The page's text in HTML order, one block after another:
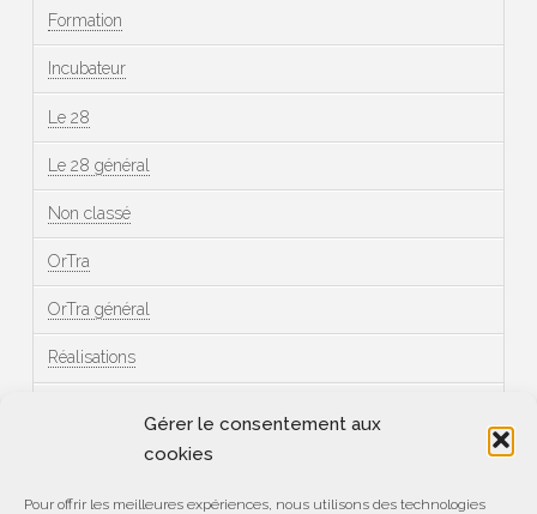
Gérer le consentement aux
cookies
Pour offrir les meilleures expériences, nous utilisons des technologies
Formation
Incubateur
Le 28
Le 28 général
Non classé
OrTra
OrTra général
Réalisations